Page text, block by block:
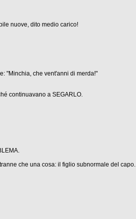
nuove, dito medio carico!
"Minchia, che vent'anni di merda!"
continuavano a SEGARLO.
che una cosa: il figlio subnormale del capo.